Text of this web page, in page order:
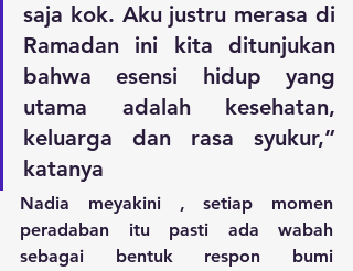
saja kok. Aku justru merasa di
Ramadan ini kita ditunjukan
bahwa esensi hidup yang
utama adalah kesehatan,
keluarga dan rasa syukur,”
katanya
Nadia meyakini , setiap momen
peradaban itu pasti ada wabah
sebagai bentuk respon bumi